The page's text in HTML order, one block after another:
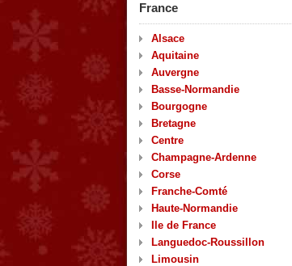
France
Alsace
Aquitaine
Auvergne
Basse-Normandie
Bourgogne
Bretagne
Centre
Champagne-Ardenne
Corse
Franche-Comté
Haute-Normandie
Ile de France
Languedoc-Roussillon
Limousin